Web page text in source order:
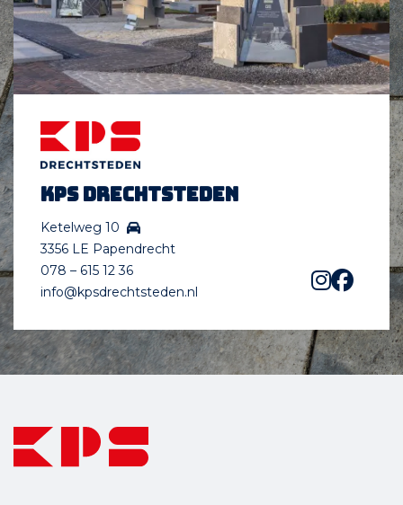
KPS Drechtsteden
Ketelweg 10
3356 LE Papendrecht
078 – 615 12 36
info@kpsdrechtsteden.nl